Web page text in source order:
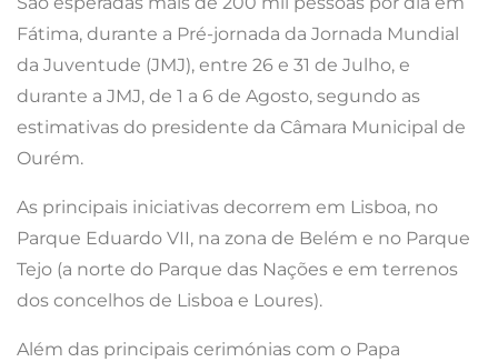
Fátima, durante a Pré-jornada da Jornada Mundial
da Juventude (JMJ), entre 26 e 31 de Julho, e
durante a JMJ, de 1 a 6 de Agosto, segundo as
estimativas do presidente da Câmara Municipal de
Ourém.
As principais iniciativas decorrem em Lisboa, no
Parque Eduardo VII, na zona de Belém e no Parque
Tejo (a norte do Parque das Nações e em terrenos
dos concelhos de Lisboa e Loures).
Além das principais cerimónias com o Papa